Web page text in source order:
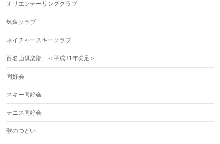
オリエンテーリングクラブ
気象クラブ
ネイチャースキークラブ
百名山倶楽部 ＜平成31年発足＞
同好会
スキー同好会
テニス同好会
歌のつどい